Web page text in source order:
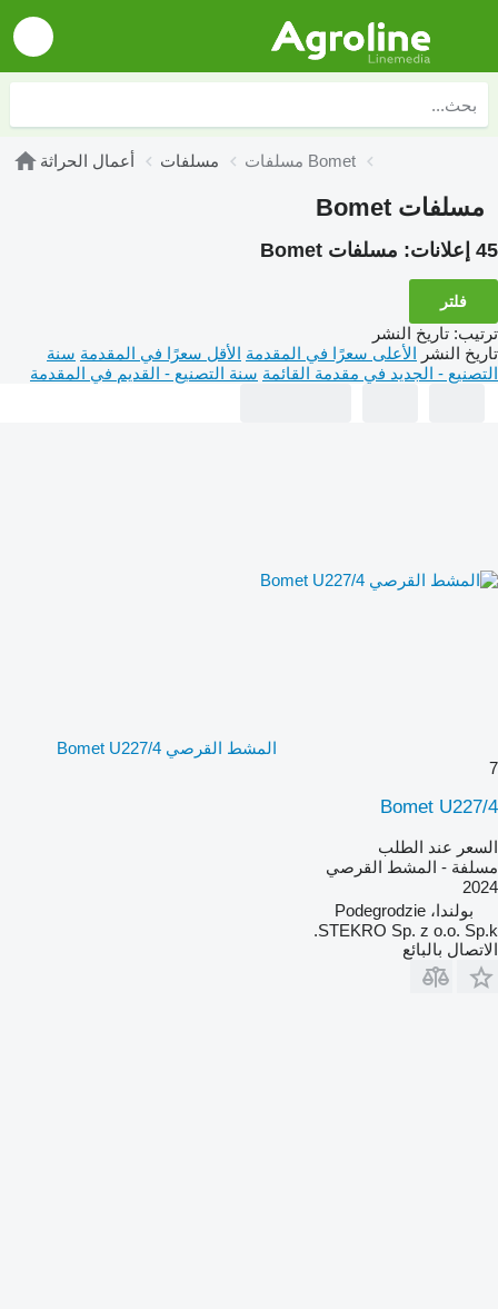
أعمال الحراثة مسلفات مسلفات Bomet
مسلفات Bomet
45 إعلانات: مسلفات Bomet
فلتر
ترتيب: تاريخ النشر
تاريخ النشر الأعلى سعرًا في المقدمة الأقل سعرًا في المقدمة سنة
التصنيع - الجديد في مقدمة القائمة سنة التصنيع - القديم في المقدمة
المشط القرصي Bomet U227/4
7
Bomet U227/4
السعر عند الطلب
مسلفة - المشط القرصي
2024
بولندا، Podegrodzie
STEKRO Sp. z o.o. Sp.k.
الاتصال بالبائع